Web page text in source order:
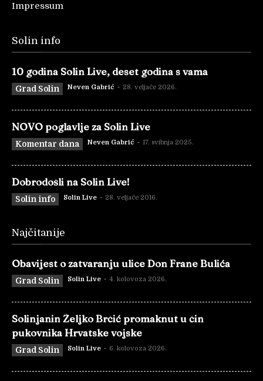
Impressum
Solin info
10 godina Solin Live, deset godina s vama
Grad Solin Neven Gabrić - 28. veljače 2026.
NOVO poglavlje za Solin Live
Komentar dana Neven Gabrić - 17. svibnja 2025.
Dobrodošli na Solin Live!
Solin info Solin Live - 28. veljače 2016.
Najčitanije
Obavijest o zatvaranju ulice Don Frane Bulića
Grad Solin Solin Live - 4. kolovoza 2026.
Solinjanin Željko Brčić promaknut u čin
pukovnika Hrvatske vojske
Grad Solin Solin Live - 6. kolovoza 2026.